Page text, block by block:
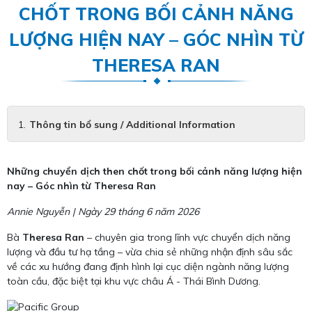
CHỐT TRONG BỐI CẢNH NĂNG
LƯỢNG HIỆN NAY – GÓC NHÌN TỪ
THERESA RAN
Thông tin bổ sung / Additional Information
Những chuyển dịch then chốt trong bối cảnh năng lượng hiện
nay – Góc nhìn từ Theresa Ran
Annie Nguyễn | Ngày 29 tháng 6 năm 2026
Bà Theresa Ran – chuyên gia trong lĩnh vực chuyển dịch năng
lượng và đầu tư hạ tầng – vừa chia sẻ những nhận định sâu sắc
về các xu hướng đang định hình lại cục diện ngành năng lượng
toàn cầu, đặc biệt tại khu vực châu Á - Thái Bình Dương.